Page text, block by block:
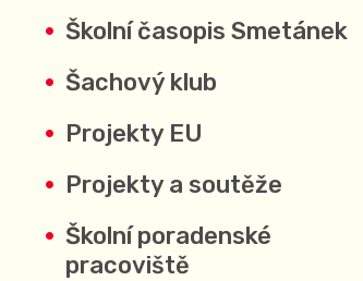
Školní časopis Smetánek
Šachový klub
Projekty EU
Projekty a soutěže
Školní poradenské
pracoviště